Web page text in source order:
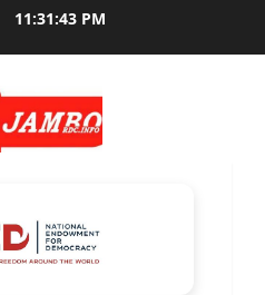
11:31:44 PM